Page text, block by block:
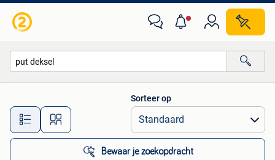
Alle afstanden…
Sorteer op
Bewaar je zoekopdracht